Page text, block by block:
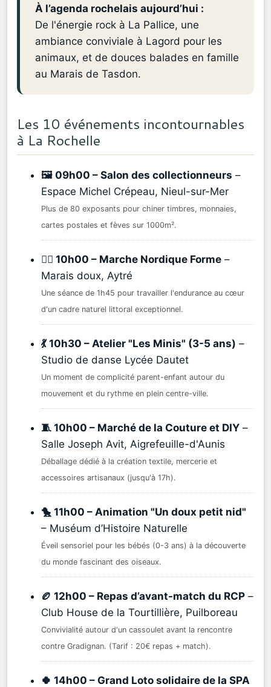
À l’agenda rochelais aujourd’hui :
De l'énergie rock à La Pallice, une
ambiance conviviale à Lagord pour les
animaux, et de douces balades en famille
au Marais de Tasdon.
Les 10 événements incontournables
à La Rochelle
🖼️ 09h00 – Salon des collectionneurs –
Espace Michel Crépeau, Nieul-sur-Mer
Plus de 80 exposants pour chiner timbres, monnaies,
cartes postales et fèves sur 1000m².
🚶‍♂️ 10h00 – Marche Nordique Forme –
Marais doux, Aytré
Une séance de 1h45 pour travailler l'endurance au cœur
d'un cadre naturel littoral exceptionnel.
💃 10h30 – Atelier "Les Minis" (3-5 ans) –
Studio de danse Lycée Dautet
Un moment de complicité parent-enfant autour du
mouvement et du rythme en plein centre-ville.
🧵 10h00 – Marché de la Couture et DIY –
Salle Joseph Avit, Aigrefeuille-d'Aunis
Déballage dédié à la création textile, mercerie et
accessoires artisanaux (jusqu'à 17h).
🐤 11h00 – Animation "Un doux petit nid"
– Muséum d’Histoire Naturelle
Éveil sensoriel pour les bébés (0-3 ans) à la découverte
du monde fascinant des oiseaux.
🏉 12h00 – Repas d’avant-match du RCP –
Club House de la Tourtillière, Puilboreau
Convivialité autour d'un cassoulet avant la rencontre
contre Gradignan. (Tarif : 20€ repas + match).
🍀 14h00 – Grand Loto solidaire de la SPA